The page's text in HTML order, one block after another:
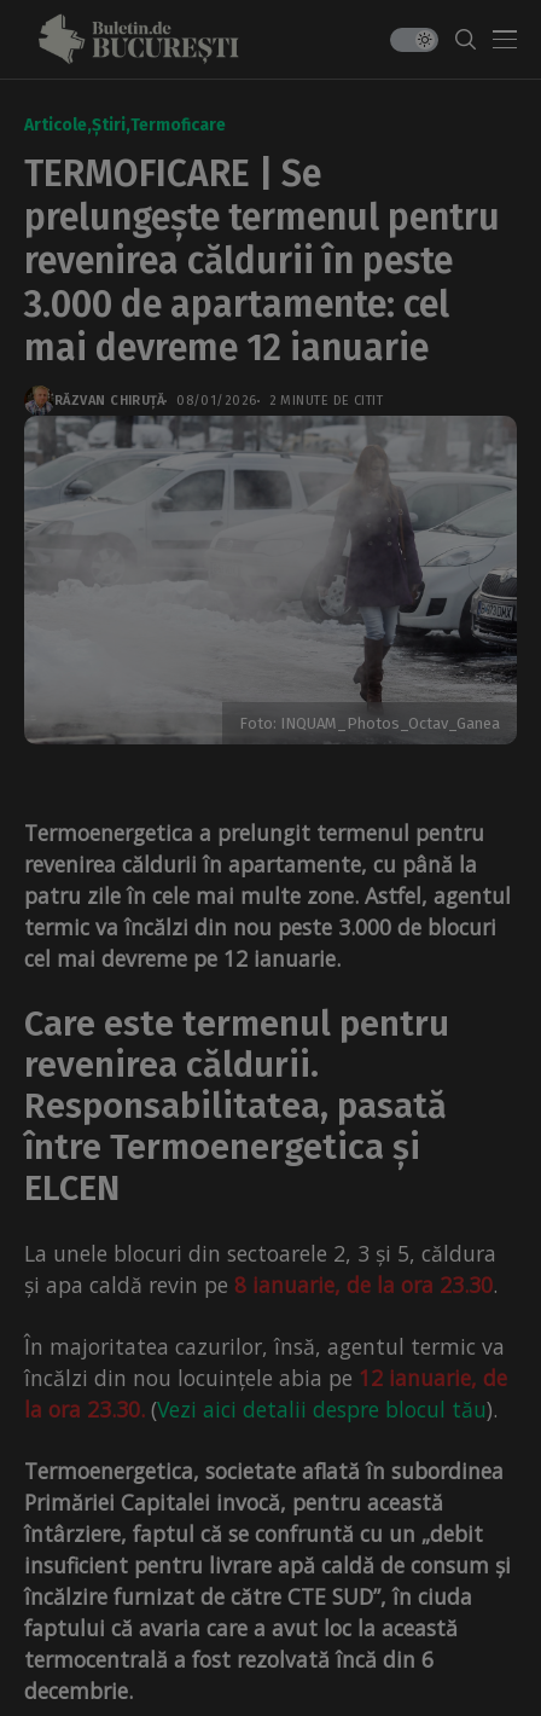
Articole Știri Termoficare
TERMOFICARE | Se
prelungește termenul pentru
revenirea căldurii în peste
3.000 de apartamente: cel
mai devreme 12 ianuarie
RĂZVAN CHIRUȚĂ 08/01/2026 2 MINUTE DE CITIT
Foto: INQUAM_Photos_Octav_Ganea
Termoenergetica a prelungit termenul pentru
revenirea căldurii în apartamente, cu până la
patru zile în cele mai multe zone. Astfel, agentul
termic va încălzi din nou peste 3.000 de blocuri
cel mai devreme pe 12 ianuarie.
Care este termenul pentru
revenirea căldurii.
Responsabilitatea, pasată
între Termoenergetica și
ELCEN
La unele blocuri din sectoarele 2, 3 și 5, căldura
și apa caldă revin pe 8 ianuarie, de la ora 23.30.
În majoritatea cazurilor, însă, agentul termic va
încălzi din nou locuințele abia pe 12 ianuarie, de
la ora 23.30. (Vezi aici detalii despre blocul tău).
Termoenergetica, societate aflată în subordinea
Primăriei Capitalei invocă, pentru această
întârziere, faptul că se confruntă cu un „debit
insuficient pentru livrare apă caldă de consum și
încălzire furnizat de către CTE SUD”, în ciuda
faptului că avaria care a avut loc la această
termocentrală a fost rezolvată încă din 6
decembrie.